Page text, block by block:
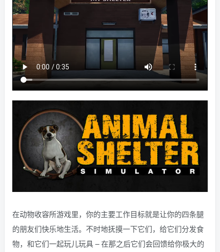
在动物收容所游戏里，你的主要工作目标就是让你的四条腿
的朋友们快乐地生活。不时地抚摸一下它们，给它们分发食
物，和它们一起玩儿玩具 – 在那之后它们会回馈给你极大的